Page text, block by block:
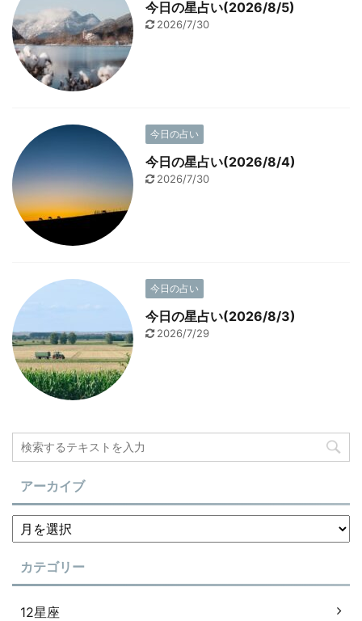
今日の星占い(2026/8/5)
2026/7/30
今日の占い
今日の星占い(2026/8/4)
2026/7/30
今日の占い
今日の星占い(2026/8/3)
2026/7/29
アーカイブ
カテゴリー
12星座